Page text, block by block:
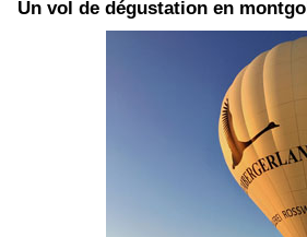
​Un vol de dégustation en